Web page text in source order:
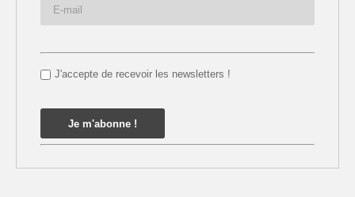
J'accepte de recevoir les newsletters !